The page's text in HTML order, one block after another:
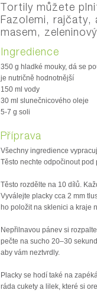
Tortily můžete
Fazolemi, rajčaty,
masem,
Ingredience
350 g hladké mouky, dá se
je nutričně hodnotnější
150 ml vody
30 ml slunečnicového oleje
5-7 g soli
Příprava
Všechny ingredience
Těsto nechte odpočinout
Těsto rozdělte na 10 dílů.
Vyválejte placky cca 2 mm
ho položit na sklenici a kraje
Nepřilnavou pánev si
pečte na sucho 20–30
aby vám neztvrdly.
Placky se hodí také na
ráda cukety a lilek, které si